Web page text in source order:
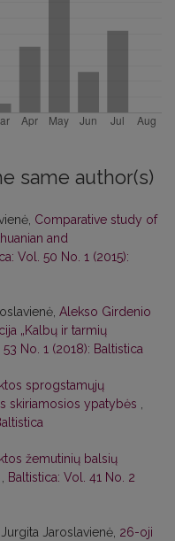
same author(s)
Comparative study of
and
Vol. 50 No. 1 (2015):
Alekso Girdenio
„Kalbų ir tarmių
No. 1 (2018): Baltistica
sprogstamųjų
skiriamosios ypatybės
žemutinių balsių
Baltistica: Vol. 41 No. 2
Jaroslavienė, 26-oji